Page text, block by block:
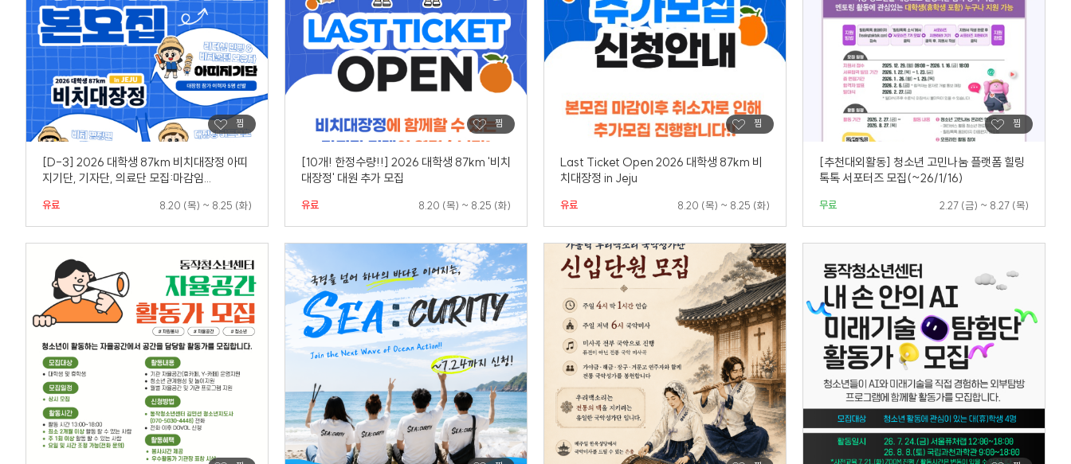
[D-3] 2026 대학생 87km 비치대장정 아띠
지기단, 기자단, 의료단 모집:마감임...
유료 8.20 (목) ~ 8.25 (화)
[10개! 한정수량!!] 2026 대학생 87km '비치
대장정' 대원 추가 모집
유료 8.20 (목) ~ 8.25 (화)
Last Ticket Open 2026 대학생 87km 비
치대장정 in Jeju
유료 8.20 (목) ~ 8.25 (화)
[추천대외활동] 청소년 고민나눔 플랫폼 힐링
톡톡 서포터즈 모집(~26/1/16)
무료 2.27 (금) ~ 8.27 (목)